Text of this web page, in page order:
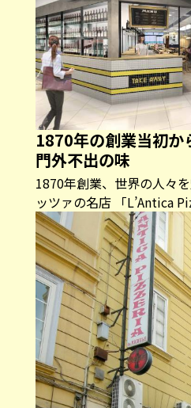
1870年の創業当初か
門外不出の味
1870年創業、世界の人々
ッツァの名店 「L’Antica